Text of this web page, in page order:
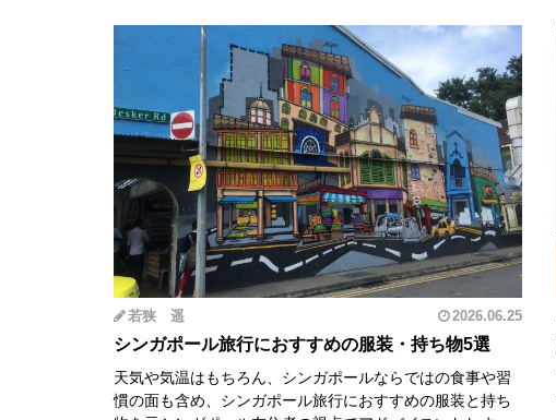
若狭 遥 2026.06.25
シンガポール旅行におすすめの服装・持ち物5選
天気や気温はもちろん、シンガポールならではの食事や習
慣の面も含め、シンガポール旅行におすすめの服装と持ち